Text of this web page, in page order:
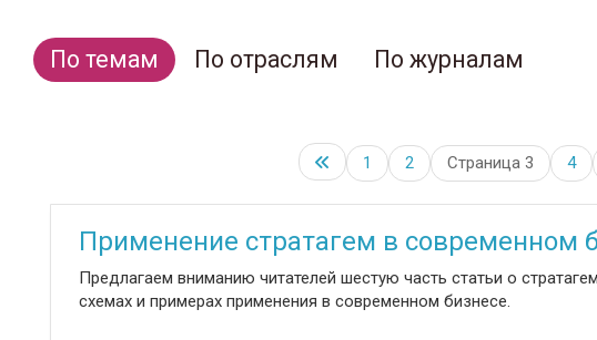
По темам По отраслям По журналам
1 2 Страница 3 4
Применение стратагем в современном
Предлагаем вниманию читателей шестую часть статьи о
схемах и примерах применения в современном бизнесе.